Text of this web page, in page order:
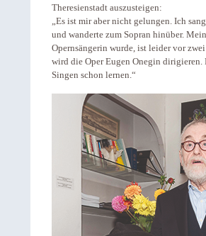
Theresienstadt auszusteigen:
„Es ist mir aber nicht gelungen. Ich
und wanderte zum Sopran hinüber.
Opernsängerin wurde, ist leider vor
wird die Oper Eugen Onegin dirigieren.
Singen schon lernen.“